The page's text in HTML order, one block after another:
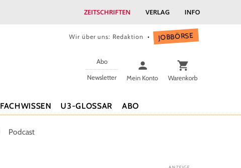
ZEITSCHRIFTEN VERLAG INFO
Wir über uns: Redaktion JOBBÖRSE
Abo
Newsletter
Mein Konto Warenkorb
FACHWISSEN U3-GLOSSAR ABO
Podcast